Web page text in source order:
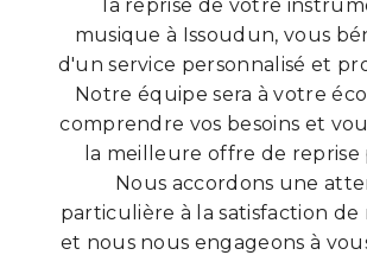
la reprise de votre
musique à Issoudun, vous
d'un service personnalisé et
Notre équipe sera à votre
comprendre vos besoins et
la meilleure offre de reprise
Nous accordons une
particulière à la satisfaction de
et nous nous engageons à